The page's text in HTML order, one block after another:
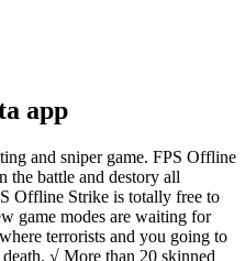
app
and sniper game. FPS Offline
the battle and destory all
Offline Strike is totally free to
game modes are waiting for
terrorists and you going to
√ More than 20 skinned